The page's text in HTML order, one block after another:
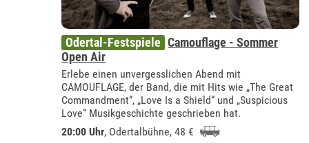
Odertal-Festspiele Camouflage - Sommer
Open Air
Erlebe einen unvergesslichen Abend mit
CAMOUFLAGE, der Band, die mit Hits wie „The Great
Commandment“, „Love Is a Shield“ und „Suspicious
Love“ Musikgeschichte geschrieben hat.
20:00 Uhr, Odertalbühne, 48 €